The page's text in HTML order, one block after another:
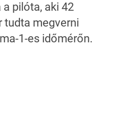
pilóta, aki 42
tudta megverni
1-es időmérőn.